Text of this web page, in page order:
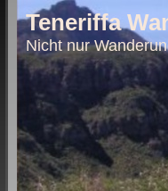
Teneriffa
Nicht nur